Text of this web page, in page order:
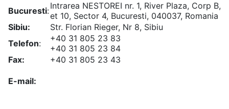
Bucuresti:Intrarea NESTOREI nr. 1, River Plaza, Corp B,
et 10, Sector 4, Bucuresti, 040037, Romania
Sibiu:
Str. Florian Rieger, Nr 8, Sibiu
Telefon:
+40 31 805 23 83
+40 31 805 23 84
Fax:
+40 31 805 23 43
E-mail: